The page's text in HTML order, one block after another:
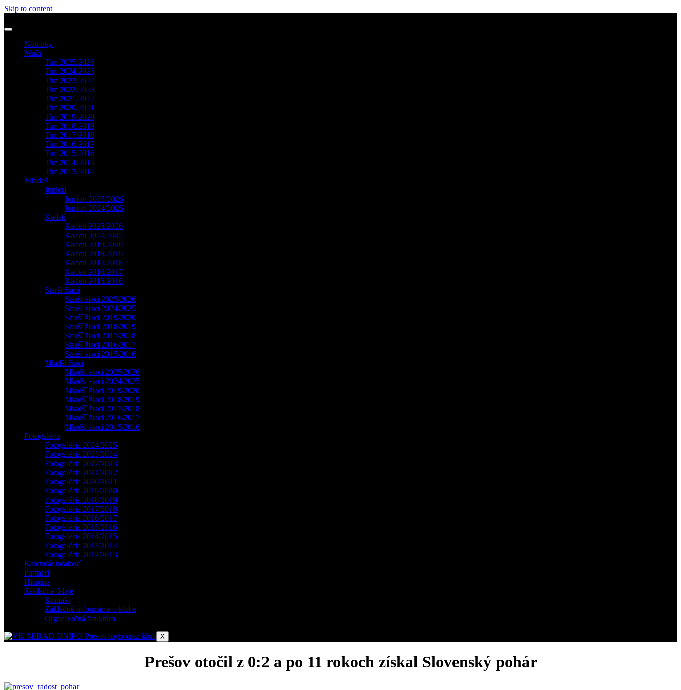
Skip to content
Novinky
Muži
Tím 2025/2026
Tím 2024/2025
Tím 2023/2024
Tím 2022/2023
Tím 2021/2022
Tím 2020/2021
Tím 2019/2020
Tím 2018/2019
Tím 2017/2018
Tím 2016/2017
Tím 2015/2016
Tím 2014/2015
Tím 2013/2014
Mládež
Juniori
Juniori 2025/2026
Juniori 2024/2025
Kadeti
Kadeti 2025/2026
Kadeti 2024/2025
Kadeti 2019/2020
Kadeti 2018/2019
Kadeti 2017/2018
Kadeti 2016/2017
Kadeti 2015/2016
Starší žiaci
Starší žiaci 2025/2026
Starší žiaci 2024/2025
Starší žiaci 2019/2020
Starší žiaci 2018/2019
Starší žiaci 2017/2018
Starší žiaci 2016/2017
Starší žiaci 2015/2016
Mladší žiaci
Mladší žiaci 2025/2026
Mladší žiaci 2024/2025
Mladší žiaci 2019/2020
Mladší žiaci 2018/2019
Mladší žiaci 2017/2018
Mladší žiaci 2016/2017
Mladší žiaci 2015/2016
Fotogaléria
Fotogaléria 2024/2025
Fotogaléria 2023/2024
Fotogaléria 2022/2023
Fotogaléria 2021/2022
Fotogaléria 2020/2021
Fotogaléria 2019/2020
Fotogaléria 2018/2019
Fotogaléria 2017/2018
Fotogaléria 2016/2017
Fotogaléria 2015/2016
Fotogaléria 2014/2015
Fotogaléria 2013/2014
Fotogaléria 2012/2013
Kalendár udalostí
Partneri
História
Základné údaje
Kontakt
Základné informácie o klube
Organizačná štruktúra
X
Prešov otočil z 0:2 a po 11 rokoch získal Slovenský pohár